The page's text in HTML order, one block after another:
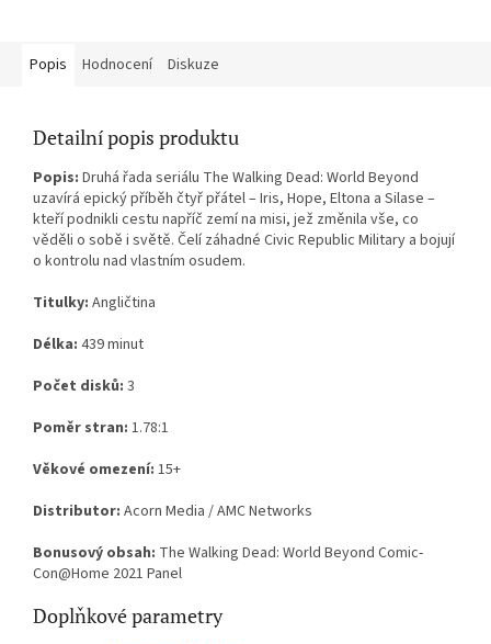
Popis Hodnocení Diskuze
Detailní popis produktu
Popis: Druhá řada seriálu The Walking Dead: World Beyond
uzavírá epický příběh čtyř přátel – Iris, Hope, Eltona a Silase –
kteří podnikli cestu napříč zemí na misi, jež změnila vše, co
věděli o sobě i světě. Čelí záhadné Civic Republic Military a bojují
o kontrolu nad vlastním osudem.
Titulky: Angličtina
Délka: 439 minut
Počet disků: 3
Poměr stran: 1.78:1
Věkové omezení: 15+
Distributor: Acorn Media / AMC Networks
Bonusový obsah: The Walking Dead: World Beyond Comic-
Con@Home 2021 Panel
Doplňkové parametry